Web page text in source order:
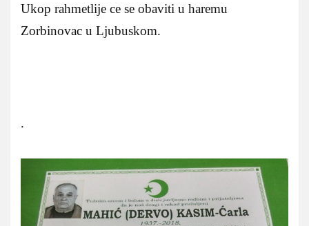
Ukop rahmetlije ce se obaviti u haremu
Zorbinovac u Ljubuskom.
.